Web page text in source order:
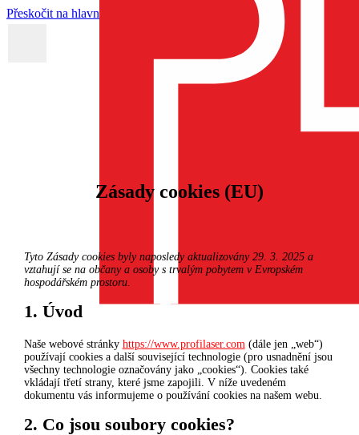
Přeskočit na hlavní obsah
Služby
Zásady cookies (EU)
Tyto Zásady cookies byly naposledy aktualizovány 29. 3. 2025 a
vztahují se na občany a osoby s trvalým pobytem v Evropském
hospodářském prostoru.
1. Úvod
Naše webové stránky https://www.profilaser.com (dále jen „web“)
používají cookies a další související technologie (pro usnadnění jsou
všechny technologie označovány jako „cookies“). Cookies také
vkládají třetí strany, které jsme zapojili. V níže uvedeném
dokumentu vás informujeme o používání cookies na našem webu.
2. Co jsou soubory cookies?